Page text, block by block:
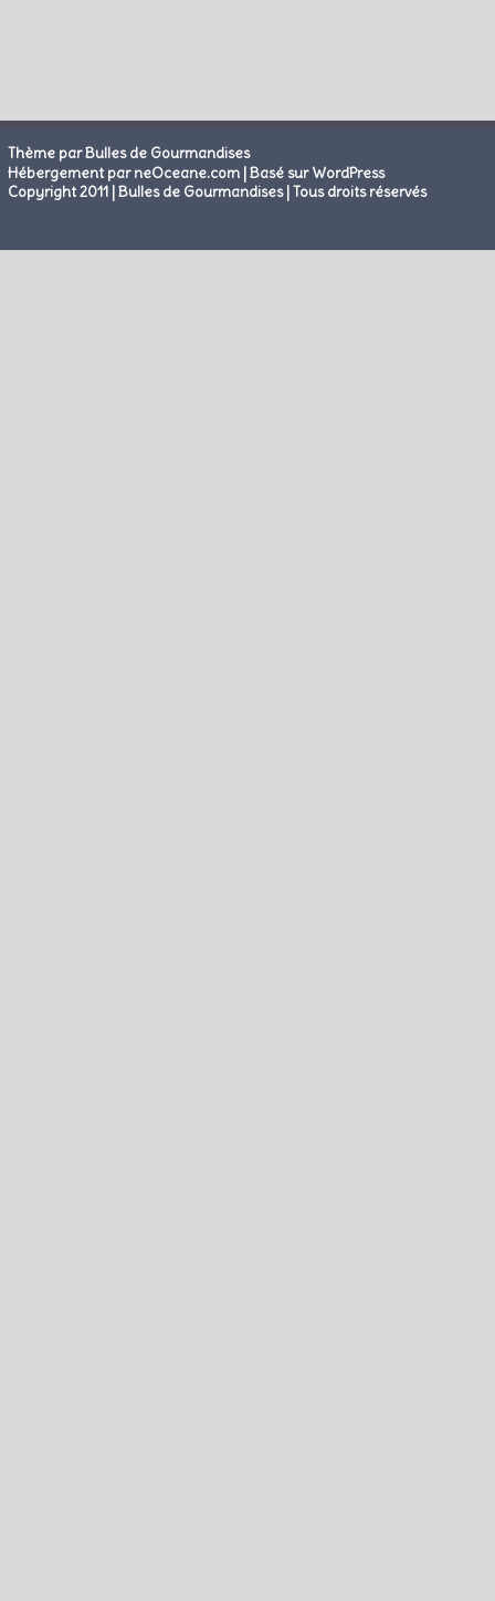
Thème par Bulles de Gourmandises
Hébergement par neOceane.com |Basé sur WordPress
Copyright 2011 | Bulles de Gourmandises | Tous droits réservés